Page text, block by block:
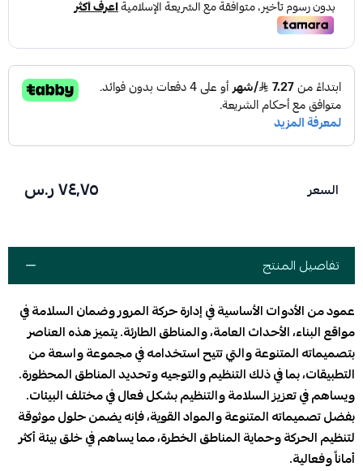
السعر ٧٤٫٧٥ ر.س
تفاصيل المنتج
عمود من الأدوات الأساسية في إدارة حركة المرور وضمان السلامة في
مواقع البناء، الأحداث العامة، والمناطق الطارئة. يتميز هذه العناصر
بتصميماته المتنوعة والتي تتيح استخدامه في مجموعة واسعة من
التطبيقات، بما في ذلك التنظيم والتوجيه وتحديد المناطق المحظورة.
ويساهم في تعزيز السلامة والتنظيم بشكل فعال في مختلف البيئات.
بفضل تصميماته المتنوعة والمواد القوية، فإنه يضمن حلول موثوقة
لتنظيم الحركة وحماية المناطق الخطرة، مما يساهم في خلق بيئة أكثر
أماناً وفعالية.